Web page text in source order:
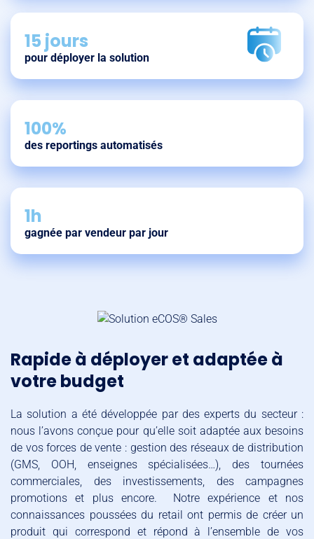
15 jours
pour déployer la solution
100%
des reportings automatisés
1h
gagnée par vendeur par jour
Rapide à déployer et adaptée à
votre budget
La solution a été développée par des experts du secteur :
nous l’avons conçue pour qu’elle soit adaptée aux besoins
de vos forces de vente : gestion des réseaux de distribution
(GMS, OOH, enseignes spécialisées…), des tournées
commerciales, des investissements, des campagnes
promotions et plus encore. Notre expérience et nos
connaissances poussées du retail ont permis de créer un
produit qui correspond et répond à l’ensemble de vos